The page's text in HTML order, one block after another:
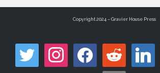
Copyright 2024 – Gravier House Press
twitter instagram facebook reddit linkedin